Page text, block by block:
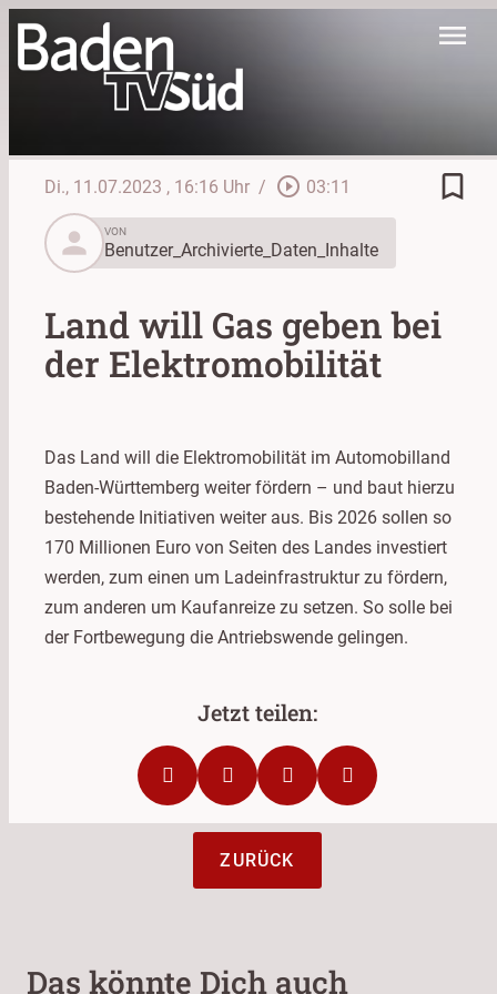
menu
Di., 11.07.2023 , 16:16 Uhr / play_circle_outline 03:11
bookmark_border
person
VON
Benutzer_Archivierte_Daten_Inhalte
Land will Gas geben bei
der Elektromobilität
Das Land will die Elektromobilität im Automobilland
Baden-Württemberg weiter fördern – und baut hierzu
bestehende Initiativen weiter aus. Bis 2026 sollen so
170 Millionen Euro von Seiten des Landes investiert
werden, zum einen um Ladeinfrastruktur zu fördern,
zum anderen um Kaufanreize zu setzen. So solle bei
der Fortbewegung die Antriebswende gelingen.
ZURÜCK
Das könnte Dich auch